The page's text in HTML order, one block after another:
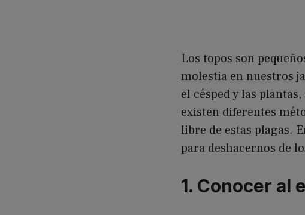
Los topos son
molestia en nuestros
el césped y las
existen diferentes
libre de estas plagas.
para deshacernos de
1. Conocer al